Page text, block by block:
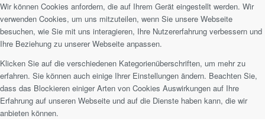
Wir können Cookies anfordern, die auf Ihrem Gerät eingestellt werden. Wir
verwenden Cookies, um uns mitzuteilen, wenn Sie unsere Webseite
besuchen, wie Sie mit uns interagieren, Ihre Nutzererfahrung verbessern und
Ihre Beziehung zu unserer Webseite anpassen.
Klicken Sie auf die verschiedenen Kategorienüberschriften, um mehr zu
erfahren. Sie können auch einige Ihrer Einstellungen ändern. Beachten Sie,
dass das Blockieren einiger Arten von Cookies Auswirkungen auf Ihre
Erfahrung auf unseren Webseite und auf die Dienste haben kann, die wir
anbieten können.